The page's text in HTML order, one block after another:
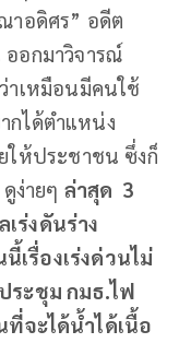
าอดิศร” อดีต
อกมาวิจารณ์
าเหมือนมีคนใช้
กได้ตำแหน่ง
ให้ประชาชน ซึ่งก็
ง่ายๆ ล่าสุด 3
ร่งดันร่าง
รื่องเร่งด่วนไม่
ระชุม กมธ.ไฟ
จะได้น้ำได้เนื้อ